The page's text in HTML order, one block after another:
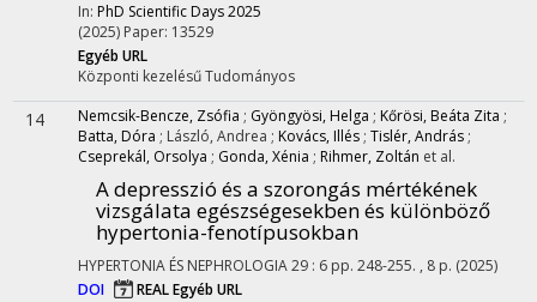
In: PhD Scientific Days 2025
(2025) Paper: 13529
Egyéb URL
Központi kezelésűTudományos
14 Nemcsik-Bencze, Zsófia ; Gyöngyösi, Helga ; Kőrösi, Beáta Zita ;
Batta, Dóra ; László, Andrea ; Kovács, Illés ; Tislér, András ;
Cseprekál, Orsolya ; Gonda, Xénia ; Rihmer, Zoltán et al.
A depresszió és a szorongás mértékének
vizsgálata egészségesekben és különböző
hypertonia-fenotípusokban
HYPERTONIA ÉS NEPHROLOGIA29 : 6 pp. 248-255. , 8 p. (2025)
DOI
REALEgyéb URL